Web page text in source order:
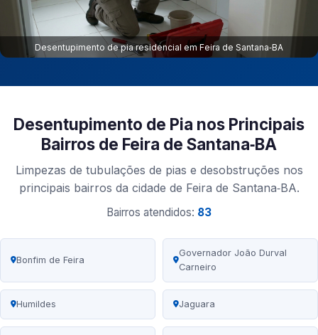
Desentupimento de pia residencial em Feira de Santana‑BA
Desentupimento de Pia nos Principais
Bairros de Feira de Santana‑BA
Limpezas de tubulações de pias e desobstruções nos
principais bairros da cidade de Feira de Santana‑BA.
Bairros atendidos: 83
Bonfim de Feira
Governador João Durval
Carneiro
Humildes Jaguara